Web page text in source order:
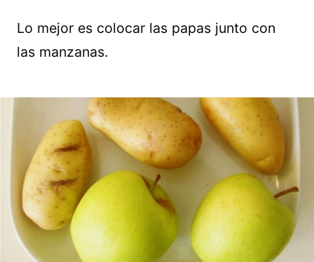
Lo mejor es colocar las papas junto con
las manzanas.